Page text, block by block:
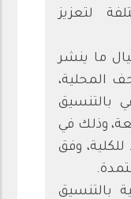
لتعزيز
ما ينشر
المحلية،
بالتنسيق
وذلك في
وفق
بالتنسيق